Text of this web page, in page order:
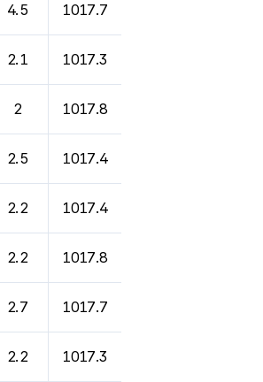
4.5 1017.7
2.1 1017.3
2 1017.8
2.5 1017.4
2.2 1017.4
2.2 1017.8
2.7 1017.7
2.2 1017.3